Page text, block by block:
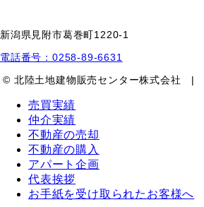
新潟県見附市葛巻町1220-1
電話番号：0258-89-6631
© 北陸土地建物販売センター株式会社 |
売買実績
仲介実績
不動産の売却
不動産の購入
アパート企画
代表挨拶
お手紙を受け取られたお客様へ